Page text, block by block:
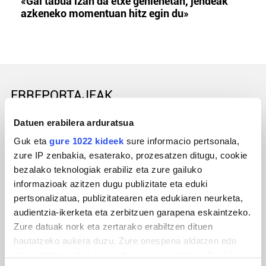
Datuen erabilera arduratsua
Guk eta gure 1022 kideek sure informacio pertsonala,
zure IP zenbakia, esaterako, prozesatzen ditugu, cookie
bezalako teknologiak erabiliz eta zure gailuko
informazioak azitzen dugu publizitate eta eduki
pertsonalizatua, publizitatearen eta edukiaren neurketa,
audientzia-ikerketa eta zerbitzuen garapena eskaintzeko.
Zure datuak nork eta zertarako erabiltzen dituen
hautatzeko aukera duzu. Zure onespena aldatzen edo
azkeneko momentuan hitz egin du»
ERREPORTAJEAK
URBIAKO FESTA
Urbiako zelaiak erromeria leku